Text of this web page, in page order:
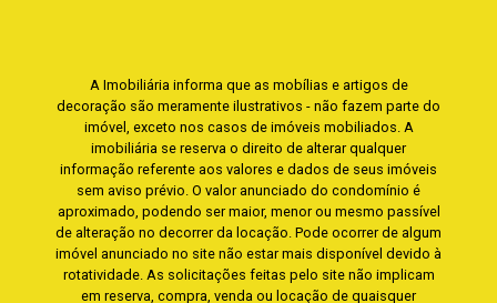
A Imobiliária informa que as mobílias e artigos de
decoração são meramente ilustrativos - não fazem parte do
imóvel, exceto nos casos de imóveis mobiliados. A
imobiliária se reserva o direito de alterar qualquer
informação referente aos valores e dados de seus imóveis
sem aviso prévio. O valor anunciado do condomínio é
aproximado, podendo ser maior, menor ou mesmo passível
de alteração no decorrer da locação. Pode ocorrer de algum
imóvel anunciado no site não estar mais disponível devido à
rotatividade. As solicitações feitas pelo site não implicam
em reserva, compra, venda ou locação de quaisquer